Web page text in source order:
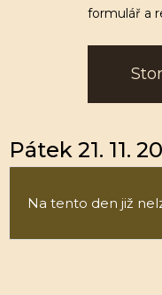
formulář a
Pátek 21. 11.
Na tento den již